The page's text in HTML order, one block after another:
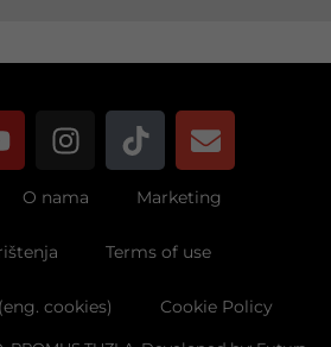
O nama Marketing
Terms of use
cookies) Cookie Policy